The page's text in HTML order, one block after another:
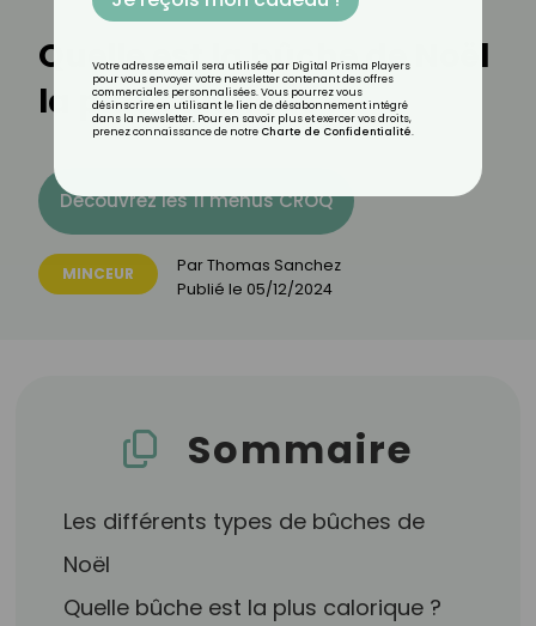
Quelle est la bûche de Noël
la plus calorique ?
Découvrez les 11 menus CROQ
MINCEUR ParThomas Sanchez
Publié le 05/12/2024
Sommaire
Les différents types de bûches de
Noël
Quelle bûche est la plus calorique ?
Votre adresse email sera utilisée par Digital Prisma Players
pour vous envoyer votre newsletter contenant des offres
commerciales personnalisées. Vous pourrez vous
désinscrire en utilisant le lien de désabonnement intégré
dans la newsletter. Pour en savoir plus et exercer vos droits,
prenez connaissance de notre Charte de Confidentialité.